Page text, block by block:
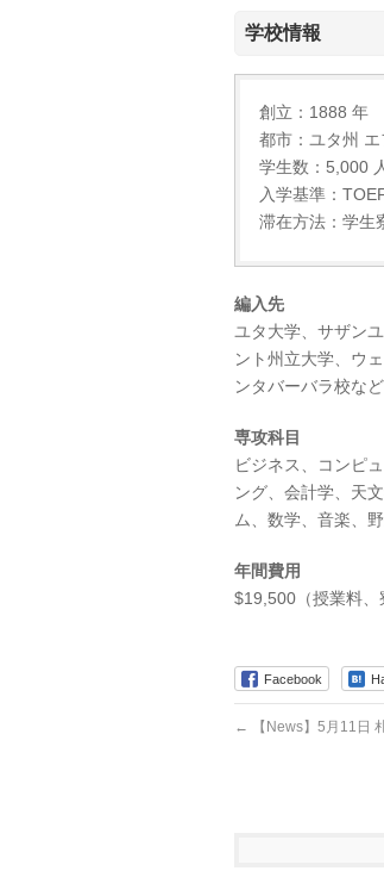
学校情報
創立：1888 年
都市：ユタ州 エ
学生数：5,000
入学基準：
滞在方法：学生
編入先
ユタ大学、サザン
ント州立大学、ウ
ンタバーバラ校など
専攻科目
ビジネス、コンピ
ング、会計学、天
ム、数学、音楽、
年間費用
$19,500（授業料、
Facebook
← 【News】5月11日